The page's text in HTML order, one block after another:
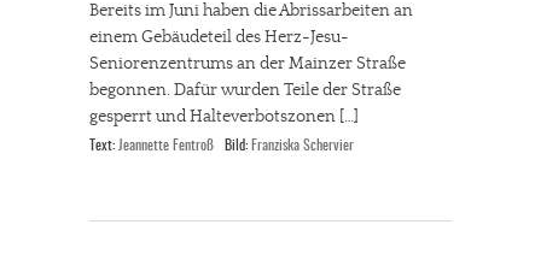
Bereits im Juni haben die Abrissarbeiten an
einem Gebäudeteil des Herz-Jesu-
Seniorenzentrums an der Mainzer Straße
begonnen. Dafür wurden Teile der Straße
gesperrt und Halteverbotszonen […]
Text: Jeannette Fentroß Bild: Franziska Schervier